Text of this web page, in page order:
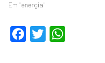
Em "energia"
F
T